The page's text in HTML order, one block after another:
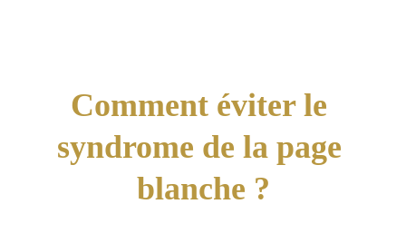
Comment éviter le
syndrome de la page
blanche ?